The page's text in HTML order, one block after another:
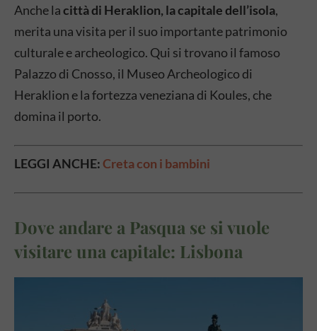
Anche lacittà di Heraklion, la capitale dell’isola,
merita una visita per il suo importante patrimonio
culturale e archeologico. Qui si trovano il famoso
Palazzo di Cnosso, il Museo Archeologico di
Heraklion e la fortezza veneziana di Koules, che
domina il porto.
LEGGI ANCHE:Creta con i bambini
Dove andare a Pasqua se si vuole
visitare una capitale: Lisbona